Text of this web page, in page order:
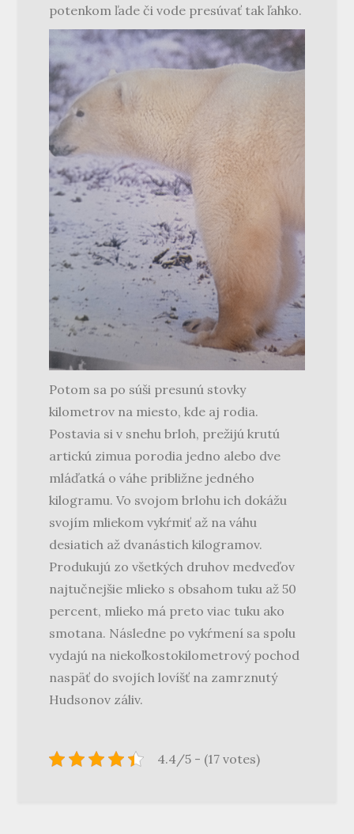
potenkom ľade či vode presúvať tak ľahko.
Potom sa po súši presunú stovky
kilometrov na miesto, kde aj rodia.
Postavia si v snehu brloh, prežijú krutú
artickú zimua porodia jedno alebo dve
mláďatká o váhe približne jedného
kilogramu. Vo svojom brlohu ich dokážu
svojím mliekom vykŕmiť až na váhu
desiatich až dvanástich kilogramov.
Produkujú zo všetkých druhov medveďov
najtučnejšie mlieko s obsahom tuku až 50
percent, mlieko má preto viac tuku ako
smotana. Následne po vykŕmení sa spolu
vydajú na niekoľkostokilometrový pochod
naspäť do svojích lovíšť na zamrznutý
Hudsonov záliv.
4.4/5 - (17 votes)